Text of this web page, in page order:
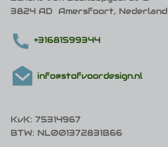
3824 AD Amersfoort, Nederland
+31681599344
info@stofvoordesign.nl
KvK: 75314967
BTW: NL001372831B66